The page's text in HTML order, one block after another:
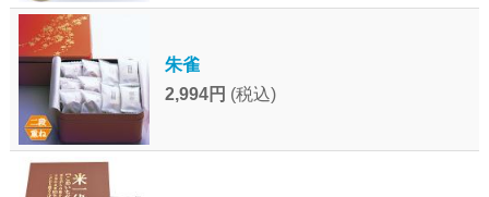
朱雀
2,994円 (税込)